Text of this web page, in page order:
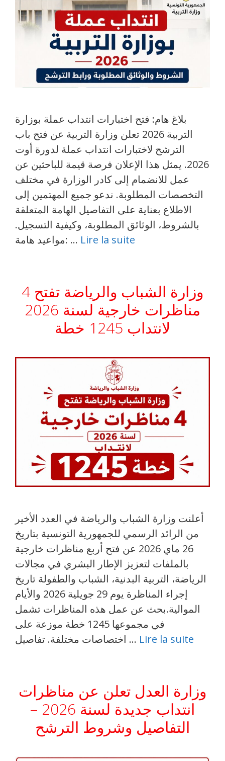
بلاغ هام: فتح اختبارات انتداب عملة بوزارة
التربية 2026 تعلن وزارة التربية عن فتح باب
الترشح لاختبارات انتداب عملة لدورة أوت
2026. يمثل هذا الإعلان فرصة قيمة للباحثين عن
عمل للانضمام إلى كادر الوزارة في مختلف
التخصصات المطلوبة. ندعو جميع المهتمين إلى
الاطلاع بعناية على التفاصيل الهامة المتعلقة
بالشروط، الوثائق المطلوبة، وكيفية التسجيل.
مواعيد هامة: … Lire la suite
وزارة الشباب والرياضة تفتح 4
مناظرات خارجية لسنة 2026
لانتداب 1245 خطة
أعلنت وزارة الشباب والرياضة في العدد الأخير
من الرائد الرسمي للجمهورية التونسية بتاريخ
26 ماي 2026 عن فتح أربع مناظرات خارجية
بالملفات لتعزيز الإطار البشري في مجالات
الرياضة، التربية البدنية، الشباب والطفولة تاريخ
إجراء المناظرة يوم 29 جويلية 2026 والأيام
الموالية.بحث عن عمل هذه المناظرات تشمل
في مجموعها 1245 خطة موزعة على
اختصاصات مختلفة. تفاصيل … Lire la suite
وزارة العدل تعلن عن مناظرات
انتداب جديدة لسنة 2026 –
التفاصيل وشروط الترشح